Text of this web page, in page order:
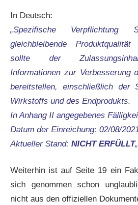
In Deutsch:
„Spezifische
gleichbleibende
sollte der
Informationen zur Verbesserung
bereitstellen, einschließlich der
Wirkstoffs und des Endprodukts.
In Anhang II angegebenes
Datum der Einreichung: 02/08/
Aktueller Stand:NICHT ERFÜLLT„
Weiterhin ist auf Seite 19 ein
sich genommen schon
nicht aus den offiziellen